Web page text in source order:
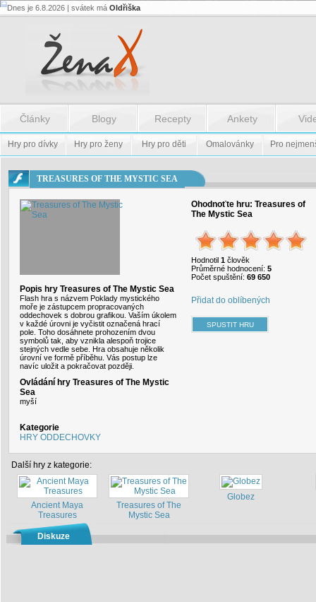
Flash.nazev
Flash.nazev
Dnes je 6.8.2026 | svátek má Oldřiška
Články Blogy Recepty Ankety
Hry pro dívky Hry pro ženy Hry pro děti Omalovánky Pro
TREASURES OF THE MYSTIC SEA
Popis hry Treasures of The Mystic Sea
Flash hra s názvem Poklady mystického
moře je zástupcem propracovaných
oddechovek s dobrou grafikou. Vaším úkolem
v každé úrovni je vyčistit označená hrací
pole. Toho dosáhnete prohozením dvou
symbolů tak, aby vznikla alespoň trojice
stejných vedle sebe. Hra obsahuje několik
úrovní ve formě příběhu. Vás postup lze
navíc uložit a pokračovat později.
Ovládání hry Treasures of The Mystic
Sea
myší
Kategorie
HRY ODDECHOVKY
Ohodnoťte hru: Treasures of
The Mystic Sea
Hodnotil 1 člověk
Průměrné hodnocení: 5
Počet spuštění: 69 650
Přidat do oblíbených
Další hry z kategorie:
Ancient Maya
Treasures
Treasures of The
Mystic Sea
Globez
Diskuze